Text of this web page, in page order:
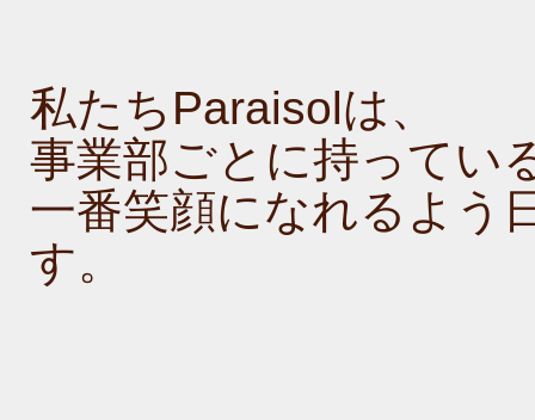
私たちParaisolは、
事業部ごとに持ってい
一番笑顔になれるよう
す。